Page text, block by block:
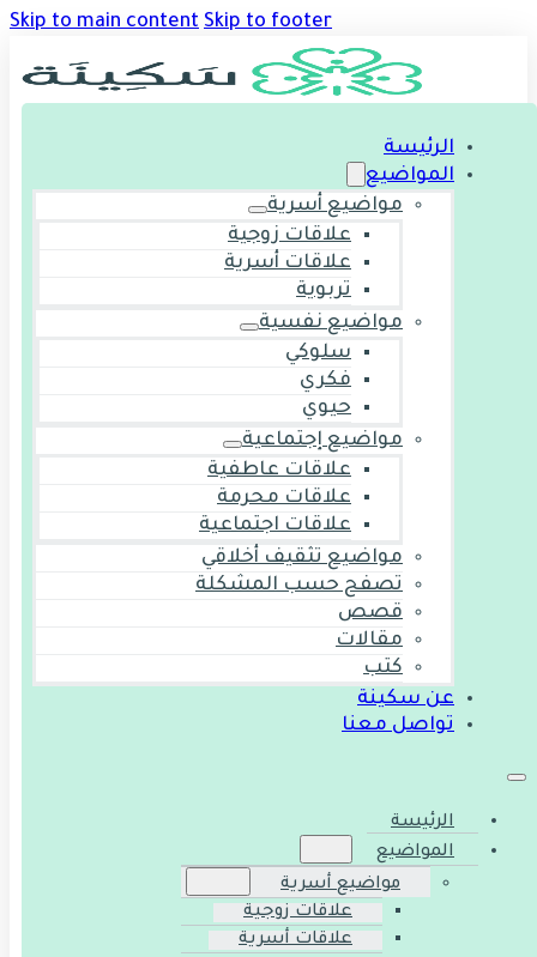
Skip to main content Skip to footer
الرئيسة
المواضيع
مواضيع أسرية
علاقات زوجية
علاقات أسرية
تربوية
مواضيع نفسية
سلوكي
فكري
حيوي
مواضيع إجتماعية
علاقات عاطفية
علاقات محرمة
علاقات اجتماعية
مواضيع تثقيف أخلاقي
تصفح حسب المشكلة
قصص
مقالات
كتب
عن سكينة
تواصل معنا
الرئيسة
المواضيع
مواضيع أسرية
علاقات زوجية
علاقات أسرية